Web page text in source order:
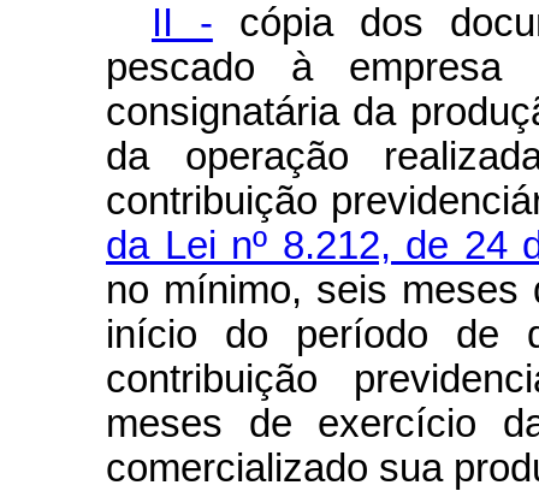
II - cópia dos
pescado à empresa
consignatária da
da operação
contribuição
da Lei nº 8.212, de 24
no mínimo, seis meses
início do período de
contribuição
meses de exercício
comercializado sua